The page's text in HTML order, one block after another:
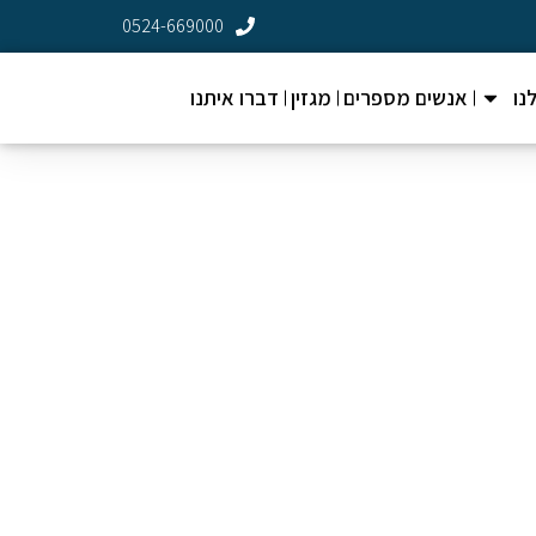
0524-669000
אנשים מספרים מגזין דברו איתנו